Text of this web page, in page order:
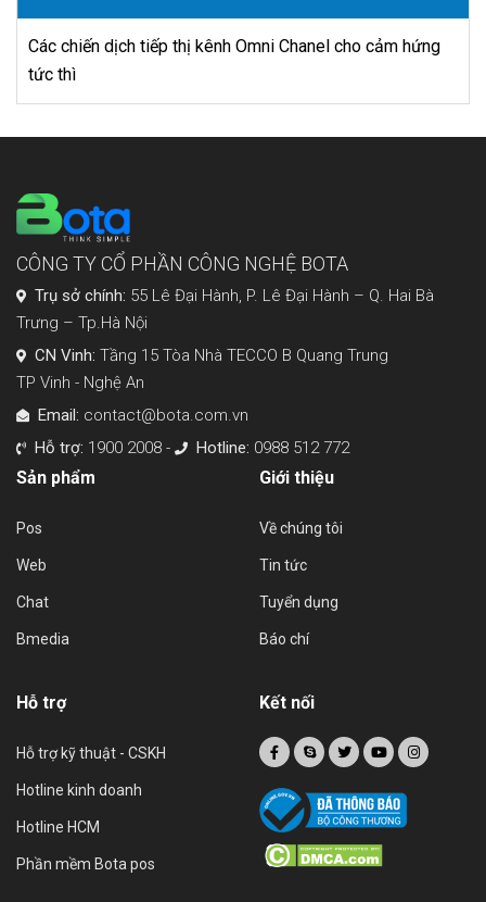
hứng
MÔ HÌNH SWOT CỦA HYUNDAI MOTORS
CÔNG TY CỔ PHẦN CÔNG NGHỆ BOTA
Trụ sở chính: 55 Lê Đại Hành, P. Lê Đại Hành – Q. Hai Bà
Trưng – Tp.Hà Nội
CN Vinh: Tầng 15 Tòa Nhà TECCO B Quang Trung
TP Vinh - Nghệ An
Email: contact@bota.com.vn
Hỗ trợ: 1900 2008 - Hotline: 0988 512 772
Sản phẩm
Pos
Web
Chat
Bmedia
Giới thiệu
Về chúng tôi
Tin tức
Tuyển dụng
Báo chí
Hỗ trợ
Hỗ trợ kỹ thuật - CSKH
Hotline kinh doanh
Hotline HCM
Phần mềm Bota pos
Kết nối